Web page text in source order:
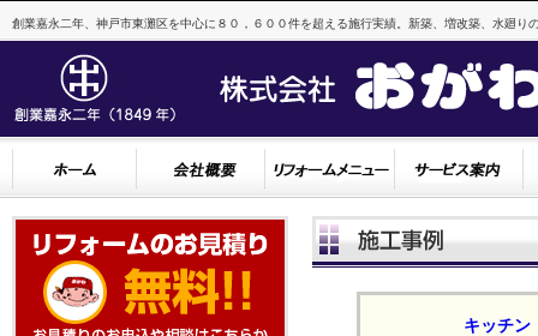
創業嘉永二年、神戸市東灘区を中心に８０，６００件を超える施行実績。新築、増改築、水廻
キッチン